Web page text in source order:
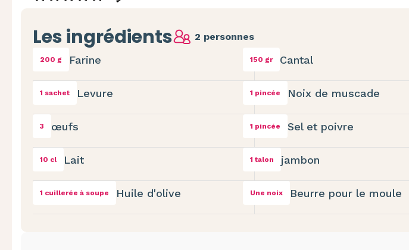
Les ingrédients 2 personnes
200 g Farine
1 sachet Levure
3 œufs
10 cl Lait
1 cuillerée à soupe Huile d'olive
150 gr Cantal
1 pincée Noix de muscade
1 pincée Sel et poivre
1 talon jambon
Une noix Beurre pour le moule